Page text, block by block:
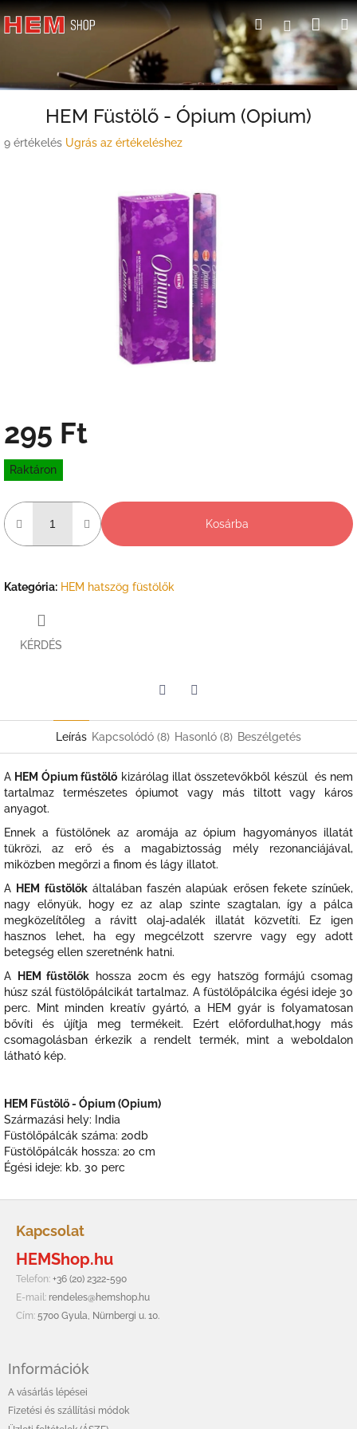
Ugrás
a
Keresés
HEM Füstölő - Ópium (Opium)
A
9 értékelés Ugrás az értékeléshez
295 Ft
Egységár:
Raktáron
Kosárba
Kategória: HEM hatszög füstölők
KÉRDÉS
Leírás Kapcsolódó (8) Hasonló (8) Beszélgetés
A HEM Ópium füstölő kizárólag illat összetevőkből készül és nem
tartalmaz természetes ópiumot vagy más tiltott vagy káros
anyagot.
Ennek a füstölőnek az aromája az ópium hagyományos illatát
tükrözi, az erő és a magabiztosság mély rezonanciájával,
miközben megőrzi a finom és lágy illatot.
A HEM füstölőkáltalában faszén alapúak erősen fekete színűek,
nagy előnyük, hogy ez az alap szinte szagtalan, így a pálca
megközelítőleg a rávitt olaj-adalék illatát közvetíti. Ez igen
hasznos lehet, ha egy megcélzott szervre vagy egy adott
betegség ellen szeretnénk hatni.
A
HEM füstölők hossza 20cm és egy hatszög formájú csomag
húsz szál füstölőpálcikát tartalmaz. A füstölőpálcika égési ideje 30
perc. Mint minden kreatív gyártó, a HEM gyár is folyamatosan
bővíti és újítja meg termékeit. Ezért előfordulhat,hogy más
csomagolásban érkezik a rendelt termék, mint a weboldalon
látható kép.
HEM Füstölő - Ópium (Opium)
Származási hely: India
Füstölőpálcák száma: 20db
Füstölőpálcák hossza: 20 cm
Égési ideje: kb. 30 perc
Kapcsolat
HEMShop.hu
Telefon: +36 (20) 2322-590
E-mail: rendeles@hemshop.hu
Cím: 5700 Gyula, Nürnbergi u. 10.
Információk
A vásárlás lépései
Fizetési és szállítási módok